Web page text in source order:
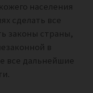
населения
сделать все
законы страны,
в
все дальнейшие